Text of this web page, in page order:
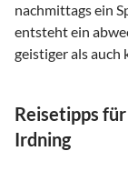
nachmittags ein
entsteht ein
geistiger als auch
Reisetipps
Irdning